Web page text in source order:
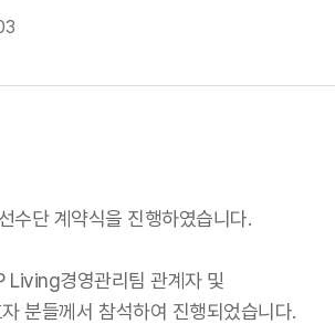
단 계약식을 진행하였습니다.
Living경영관리팀 관계자 및
분들께서 참석하여 진행되었습니다.